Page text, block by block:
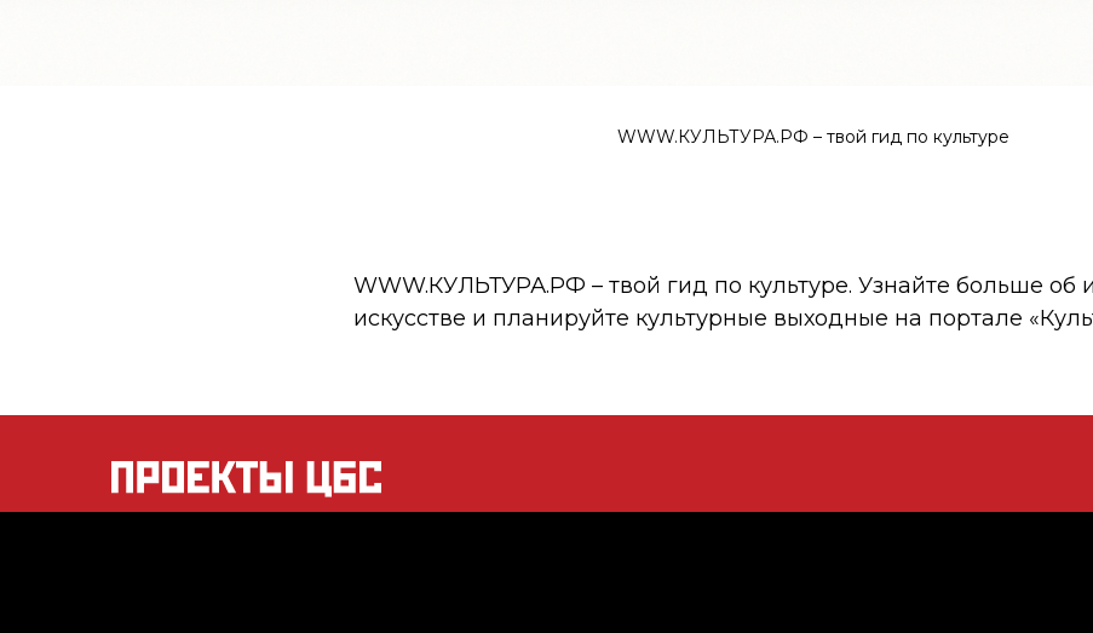
WWW.КУЛЬТУРА.РФ – твой гид по культуре
WWW.КУЛЬТУРА.РФ – твой гид по культуре. Узнайте больше об
искусстве и планируйте культурные выходные на портале